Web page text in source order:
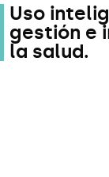
Uso
gestión e
la salud.